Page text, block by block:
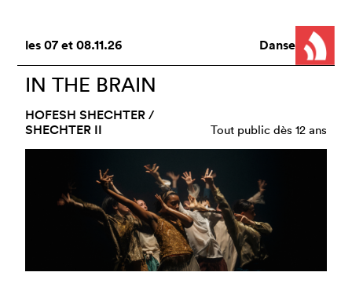
les07et08.11.26 Danse
IN THE BRAIN
HOFESH SHECHTER /
SHECHTER II
Tout public dès 12 ans